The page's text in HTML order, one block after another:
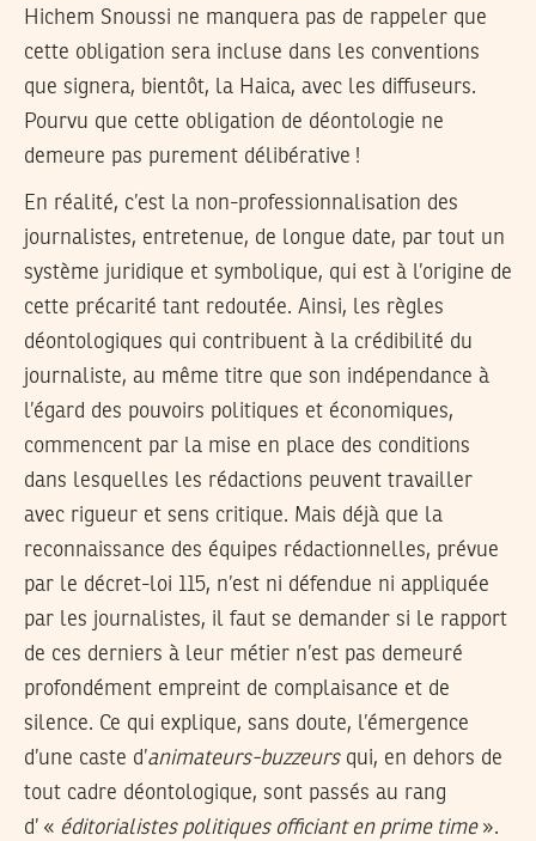
Hichem Snoussi ne manquera pas de rappeler que
cette obligation sera incluse dans les conventions
que signera, bientôt, la Haica, avec les diffuseurs.
Pourvu que cette obligation de déontologie ne
demeure pas purement délibérative !
En réalité, c’est la non-professionnalisation des
journalistes, entretenue, de longue date, par tout un
système juridique et symbolique, qui est à l’origine de
cette précarité tant redoutée. Ainsi, les règles
déontologiques qui contribuent à la crédibilité du
journaliste, au même titre que son indépendance à
l’égard des pouvoirs politiques et économiques,
commencent par la mise en place des conditions
dans lesquelles les rédactions peuvent travailler
avec rigueur et sens critique. Mais déjà que la
reconnaissance des équipes rédactionnelles, prévue
par le décret-loi 115, n’est ni défendue ni appliquée
par les journalistes, il faut se demander si le rapport
de ces derniers à leur métier n’est pas demeuré
profondément empreint de complaisance et de
silence. Ce qui explique, sans doute, l’émergence
d’une caste d’animateurs-buzzeursqui, en dehors de
tout cadre déontologique, sont passés au rang
d’ « éditorialistes politiques officiant en prime time».